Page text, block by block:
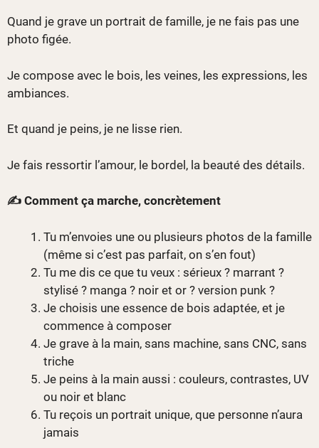
Quand je grave un portrait de famille, je ne fais pas une
photo figée.
Je compose avec le bois, les veines, les expressions, les
ambiances.
Et quand je peins, je ne lisse rien.
Je fais ressortir l’amour, le bordel, la beauté des détails.
✍️ Comment ça marche, concrètement
Tu m’envoies une ou plusieurs photos de la famille
(même si c’est pas parfait, on s’en fout)
Tu me dis ce que tu veux : sérieux ? marrant ?
stylisé ? manga ? noir et or ? version punk ?
Je choisis une essence de bois adaptée, et je
commence à composer
Je grave à la main, sans machine, sans CNC, sans
triche
Je peins à la main aussi : couleurs, contrastes, UV
ou noir et blanc
Tu reçois un portrait unique, que personne n’aura
jamais